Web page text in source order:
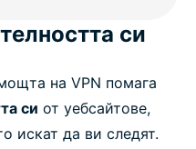
си
на VPN помага
си от уебсайтове,
искат да ви следят.